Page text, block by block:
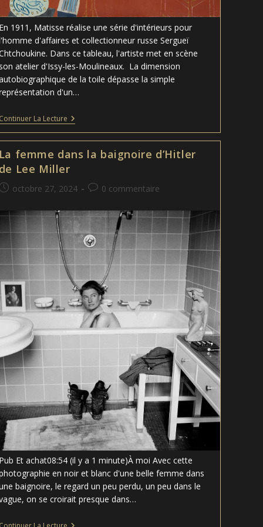
En 1911, Matisse réalise une série d'intérieurs pour
d'affaires et collectionneur russe Sergueï
Dans ce tableau, l'artiste met en scène
son atelier d'Issy-les-Moulineaux. La dimension
de la toile dépasse la simple
d'un…
Continuer La LectureL’atelier
Rouge
Matisse
La femme dans la baignoire d’Hitler
de Lee Miller
octobre 27, 2024
Commentaires
la
publication :
0 commentaire
Pub Et achat08:54 (il y a 1 minute)À moi Avec cette
en noir et blanc d'une belle femme dans
baignoire, le regard un peu perdu, un peu dans le
on se croirait presque dans…